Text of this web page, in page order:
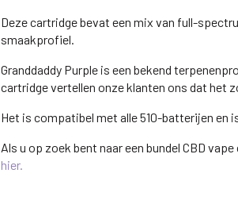
Deze cartridge bevat een mix van full-
smaakprofiel.
Granddaddy Purple is een bekend
cartridge vertellen onze klanten ons dat het
Het is compatibel met alle 510-batterijen en
Als u op zoek bent naar een bundel CBD
hier.